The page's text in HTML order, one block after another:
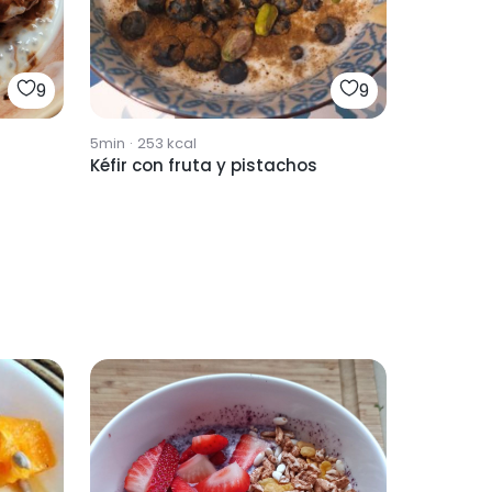
9 9
5min · 253 kcal
Kéfir con fruta y pistachos